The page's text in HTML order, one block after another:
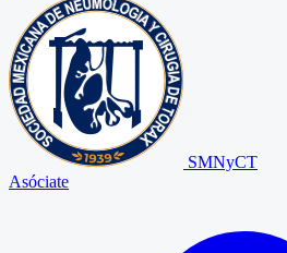
SMNyCT
Asóciate